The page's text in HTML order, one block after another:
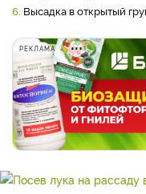
6. Высадка в открытый
РЕКЛАМА